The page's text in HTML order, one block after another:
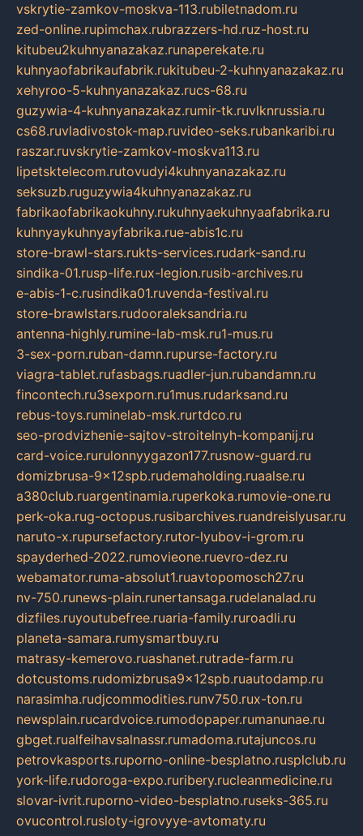
vskrytie-zamkov-moskva-113.rubiletnadom.ru
zed-online.rupimchax.rubrazzers-hd.ruz-host.ru
kitubeu2kuhnyanazakaz.runaperekate.ru
kuhnyaofabrikaufabrik.rukitubeu-2-kuhnyanazakaz.ru
xehyroo-5-kuhnyanazakaz.rucs-68.ru
guzywia-4-kuhnyanazakaz.rumir-tk.ruvlknrussia.ru
cs68.ruvladivostok-map.ruvideo-seks.rubankaribi.ru
raszar.ruvskrytie-zamkov-moskva113.ru
lipetsktelecom.rutovudyi4kuhnyanazakaz.ru
seksuzb.ruguzywia4kuhnyanazakaz.ru
fabrikaofabrikaokuhny.rukuhnyaekuhnyaafabrika.ru
kuhnyaykuhnyayfabrika.rue-abis1c.ru
store-brawl-stars.rukts-services.rudark-sand.ru
sindika-01.rusp-life.rux-legion.rusib-archives.ru
e-abis-1-c.rusindika01.ruvenda-festival.ru
store-brawlstars.rudooraleksandria.ru
antenna-highly.rumine-lab-msk.ru1-mus.ru
3-sex-porn.ruban-damn.rupurse-factory.ru
viagra-tablet.rufasbags.ruadler-jun.rubandamn.ru
fincontech.ru3sexporn.ru1mus.rudarksand.ru
rebus-toys.ruminelab-msk.rurtdco.ru
seo-prodvizhenie-sajtov-stroitelnyh-kompanij.ru
card-voice.rurulonnyygazon177.rusnow-guard.ru
domizbrusa-9x12spb.rudemaholding.ruaalse.ru
a380club.ruargentinamia.ruperkoka.rumovie-one.ru
perk-oka.rug-octopus.rusibarchives.ruandreislyusar.ru
naruto-x.rupursefactory.rutor-lyubov-i-grom.ru
spayderhed-2022.rumovieone.ruevro-dez.ru
webamator.ruma-absolut1.ruavtopomosch27.ru
nv-750.runews-plain.runertansaga.rudelanalad.ru
dizfiles.ruyoutubefree.ruaria-family.ruroadli.ru
planeta-samara.rumysmartbuy.ru
matrasy-kemerovo.ruashanet.rutrade-farm.ru
dotcustoms.rudomizbrusa9x12spb.ruautodamp.ru
narasimha.rudjcommodities.runv750.rux-ton.ru
newsplain.rucardvoice.rumodopaper.rumanunae.ru
gbget.rualfeihavsalnassr.rumadoma.rutajuncos.ru
petrovkasports.ruporno-online-besplatno.rusplclub.ru
york-life.rudoroga-expo.ruribery.rucleanmedicine.ru
slovar-ivrit.ruporno-video-besplatno.ruseks-365.ru
ovucontrol.rusloty-igrovyye-avtomaty.ru